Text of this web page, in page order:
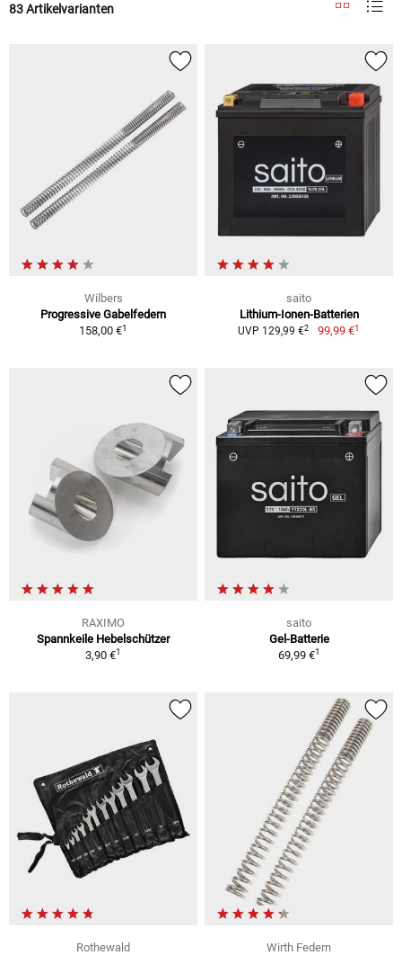
83 Artikelvarianten
Wilbers
Progressive Gabelfedern
158,00 €1
saito
Lithium-Ionen-Batterien
UVP 129,99 €2 99,99 €1
RAXIMO
Spannkeile Hebelschützer
3,90 €1
saito
Gel-Batterie
69,99 €1
Rothewald
Wirth Federn